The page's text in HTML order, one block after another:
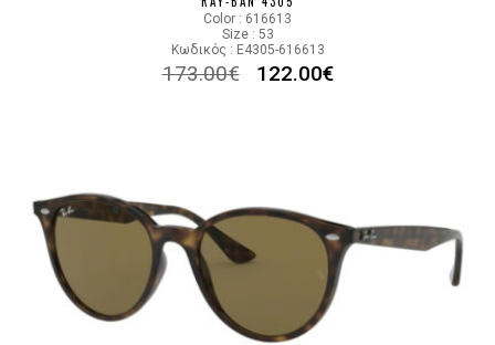
Color : 616613
Size : 53
Κωδικός : E4305-616613
173.00€ 122.00€